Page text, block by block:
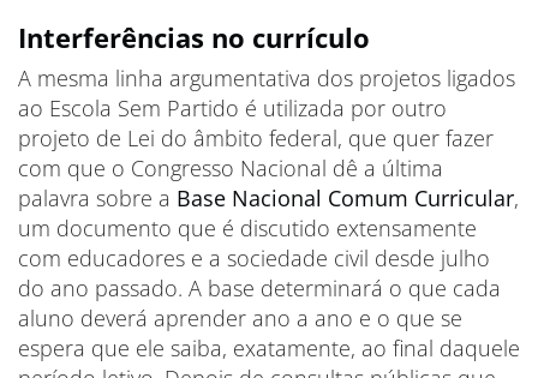
Interferências no currículo
A mesma linha argumentativa dos projetos ligados
ao Escola Sem Partido é utilizada por outro
projeto de Lei do âmbito federal, que quer fazer
com que o Congresso Nacional dê a última
palavra sobre a Base Nacional Comum Curricular,
um documento que é discutido extensamente
com educadores e a sociedade civil desde julho
do ano passado. A base determinará o que cada
aluno deverá aprender ano a ano e o que se
espera que ele saiba, exatamente, ao final daquele